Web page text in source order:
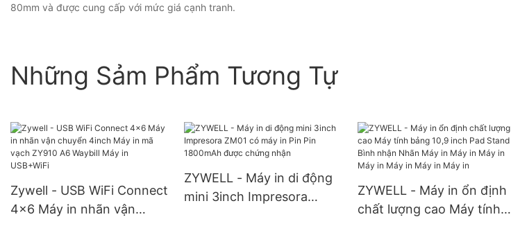
80mm và được cung cấp với mức giá cạnh tranh.
Những Sảm Phẩm Tương Tự
Zywell - USB WiFi Connect
4x6 Máy in nhãn vận
ZYWELL - Máy in di động
mini 3inch Impresora
ZYWELL - Máy in ổn định
chất lượng cao Máy tính